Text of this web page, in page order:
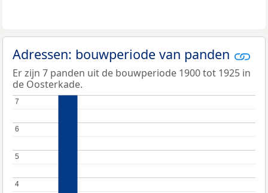
Adressen: bouwperiode van panden
Er zijn 7 panden uit de bouwperiode 1900 tot 1925 in
de Oosterkade.
4
4
5
5
6
6
7
7